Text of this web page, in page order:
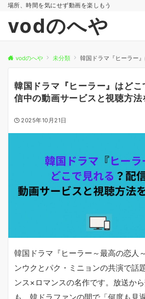
場所、時間を気にせず動画を楽しもう
vodのへや
vodのへや 未分類 韓国ドラマ『ヒーラー』はどこで見れる？配
韓国ドラマ『ヒーラー』はど
信中の動画サービスと視聴方法
2025年10月21日
韓国ドラマ『ヒーラー～最高の恋人
ンウクとパク・ミニョンの共演で話
ンス×ロマンスの名作です。放送か
も、韓ドラファンの間で「何度も見